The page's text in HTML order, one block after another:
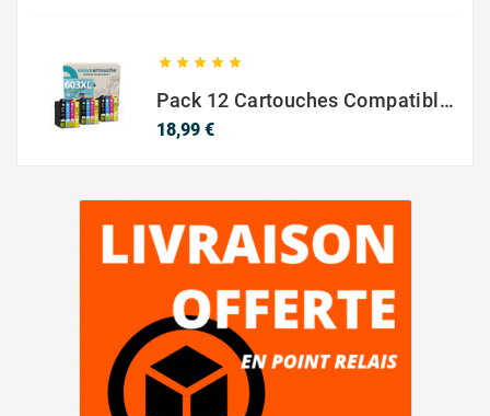
    
Pack 12 Cartouches Compatible EPSON 603XL
18,99 €Prix